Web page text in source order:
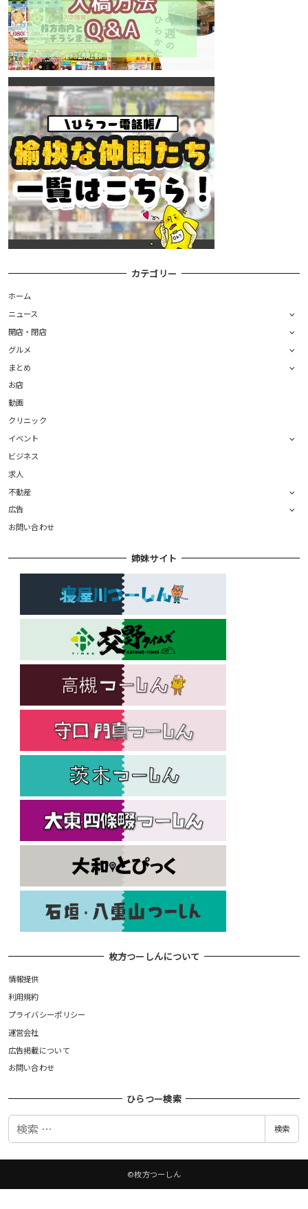
カテゴリー
ホーム
ニュース
開店・閉店
グルメ
まとめ
お店
動画
クリニック
イベント
ビジネス
求人
不動産
広告
お問い合わせ
姉妹サイト
枚方つーしんについて
情報提供
利用規約
プライバシーポリシー
運営会社
広告掲載について
お問い合わせ
ひらつー検索
検
検索
©枚方つーしん